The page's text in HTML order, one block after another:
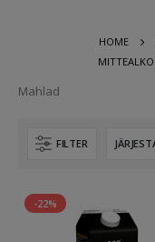
HOME
Mahlad
FILTER
-22%